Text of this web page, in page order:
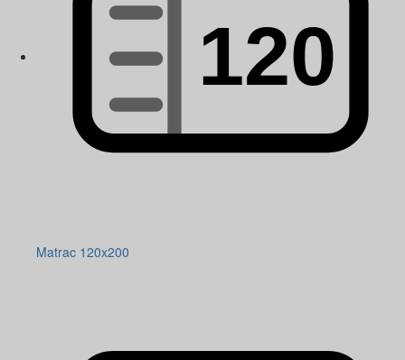
Matrac 120x200